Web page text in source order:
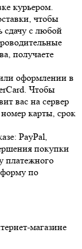
курьером.
чтобы
сдачу с любой
получаете
оформлении в
Чтобы
вас на сервер
карты, срок
PayPal,
покупки
платежного
форму по
магазине